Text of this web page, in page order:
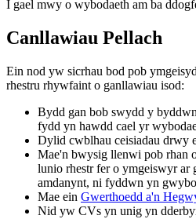
I gael mwy o wybodaeth am ba
Canllawiau Pellach
Ein nod yw sicrhau bod pob
rhestru rhywfaint o ganllawiau isod:
Bydd gan bob swydd y
fydd yn hawdd cael yr
Dylid cwblhau ceisiadau drwy
Mae'n bwysig llenwi pob rhan
lunio rhestr fer o ymgeiswyr
amdanynt, ni fyddwn yn
Mae ein Gwerthoedd a'n
Nid yw CVs yn unig yn